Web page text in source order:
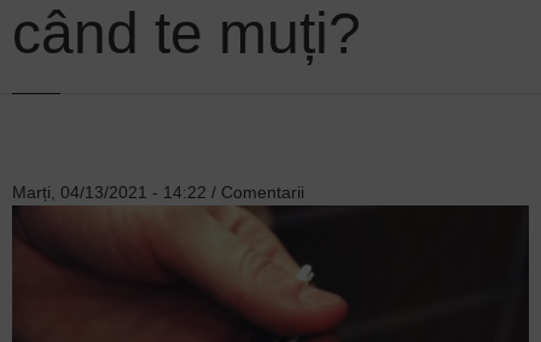
când te muți?
Marți, 04/13/2021 - 14:22 / Comentarii